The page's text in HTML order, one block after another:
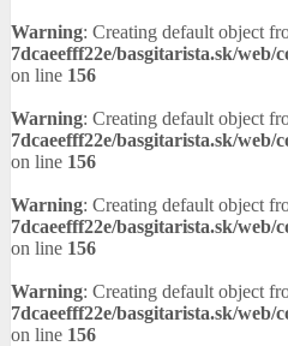
Warning: Creating default object
7dcaeefff22e/basgitarista.sk/
on line 156
Warning: Creating default object
7dcaeefff22e/basgitarista.sk/
on line 156
Warning: Creating default object
7dcaeefff22e/basgitarista.sk/
on line 156
Warning: Creating default object
7dcaeefff22e/basgitarista.sk/
on line 156